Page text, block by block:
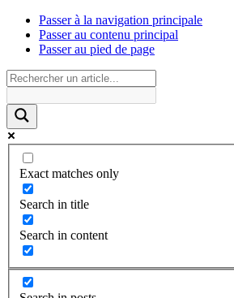
Passer à la navigation principale
Passer au contenu principal
Passer au pied de page
Exact matches only
Search in title
Search in content